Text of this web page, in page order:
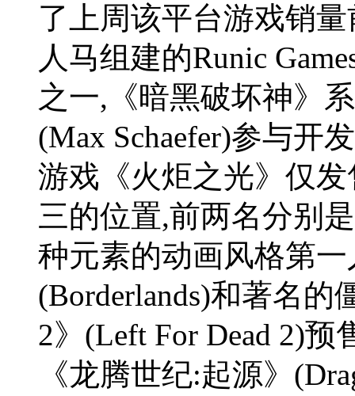
了上周该平台游戏销
人马组建的Runic
之一,《暗黑破坏神》
(Max Schaefer)参与开
游戏《火炬之光》仅
三的位置,前两名分别
种元素的动画风格第
(Borderlands)和著名
2》(Left For Dead 2)
《龙腾世纪:起源》